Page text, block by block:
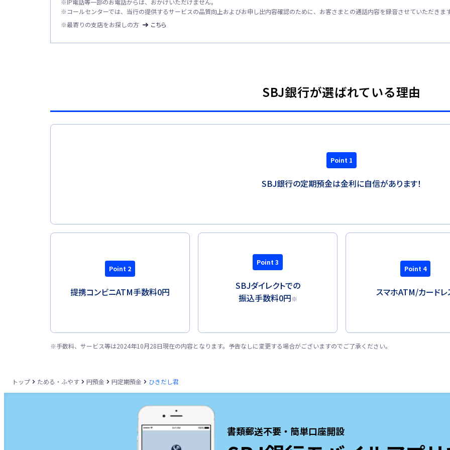
※ IP電話等一部のお電話からは、おかけいただけません。
※コールセンターでは、当行の提供するサービスの品質向上およびお申し出内容確認のために、お客さまとの通話内容を録音させていただきま
※最寄りの支店をお探しの方
こちら
SBJ銀行が選ばれている理由
Point 1
SBJ銀行の定期預金は金利に自信があります！
Point 2
提携コンビニATM手数料0円
Point 3
SBJダイレクトでの
振込手数料0円※
Point 4
スマホATM/カードレ
※手数料、サービス等は2024年10月28日現在の内容となります。予告なしに変更する場合がございますのでご了承ください。
トップ ためる・ふやす 円預金 円定期預金 ひきだし君
書類郵送不要・簡単口座開設